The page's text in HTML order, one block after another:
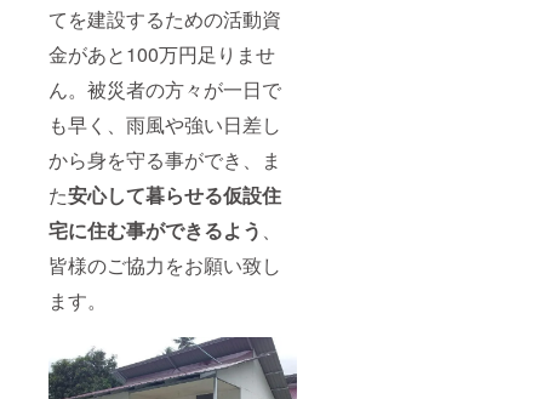
てを建設するための活動資
金があと100万円足りませ
ん。被災者の方々が一日で
も早く、雨風や強い日差し
から身を守る事ができ、ま
た安心して暮らせる仮設住
宅に住む事ができるよう 、
皆様のご協力をお願い致し
ます。